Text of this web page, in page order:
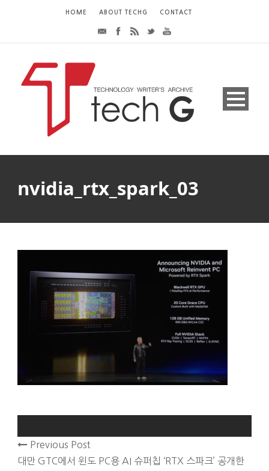
HOME ABOUT TECHG CONTACT
nvidia_rtx_spark_03
Previous Post
대만 GTC에서 윈도 PC용 AI 슈퍼칩 ‘RTX 스파크’ 공개한